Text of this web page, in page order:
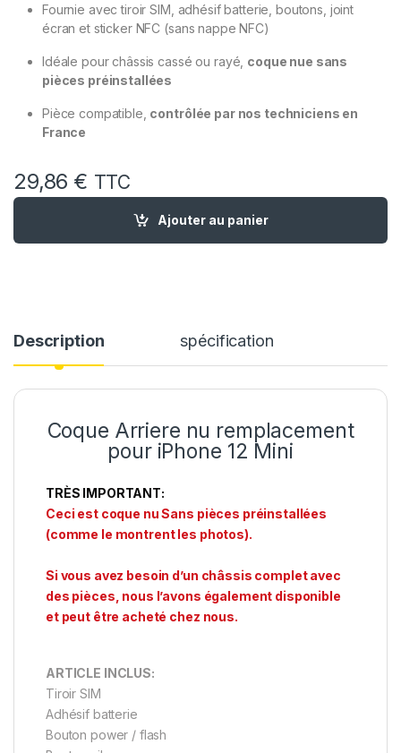
Fournie avec tiroir SIM, adhésif batterie, boutons, joint
écran et sticker NFC (sans nappe NFC)
Idéale pour châssis cassé ou rayé, coque nue sans
pièces préinstallées
Pièce compatible, contrôlée par nos techniciens en
France
29,86 € TTC
quantité de Chassis remplacement iPhone 12 Mini Vert -
Ajouter au panier
Description spécification
Coque Arriere nu remplacement
pour iPhone 12 Mini
TRÈS IMPORTANT:
Ceci est coque nu Sans pièces préinstallées
(comme le montrent les photos).
Si vous avez besoin d’un châssis complet avec
des pièces, nous l’avons également disponible
et peut être acheté chez nous.
ARTICLE INCLUS:
Tiroir SIM
Adhésif batterie
Bouton power / flash